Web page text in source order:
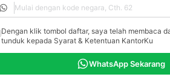
Dengan klik tombol daftar, saya telah membaca
tunduk kepada Syarat & Ketentuan KantorKu
WhatsApp Sekarang